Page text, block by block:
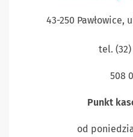
43-250 Pawłowice,
tel. (32)
508
Punkt
od